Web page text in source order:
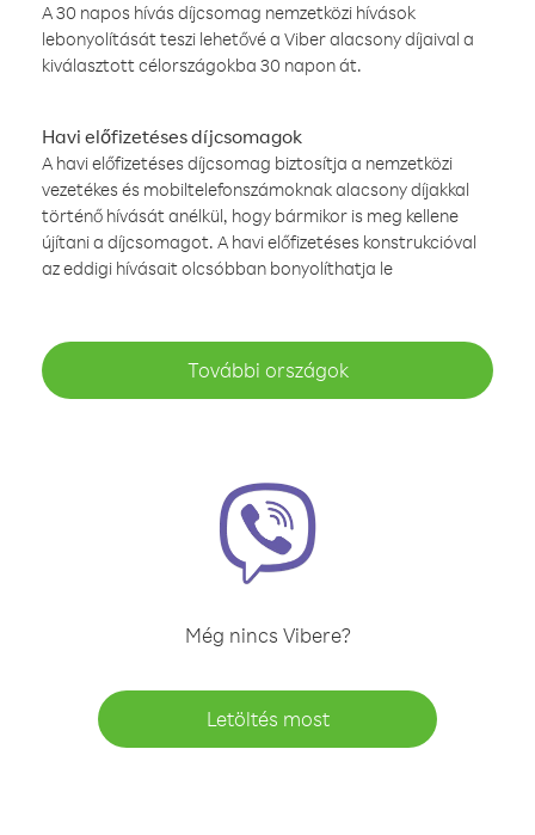
A 30 napos hívás díjcsomag nemzetközi hívások
lebonyolítását teszi lehetővé a Viber alacsony díjaival a
kiválasztott célországokba 30 napon át.
Havi előfizetéses díjcsomagok
A havi előfizetéses díjcsomag biztosítja a nemzetközi
vezetékes és mobiltelefonszámoknak alacsony díjakkal
történő hívását anélkül, hogy bármikor is meg kellene
újítani a díjcsomagot. A havi előfizetéses konstrukcióval
az eddigi hívásait olcsóbban bonyolíthatja le
További országok
Még nincs Vibere?
Letöltés most